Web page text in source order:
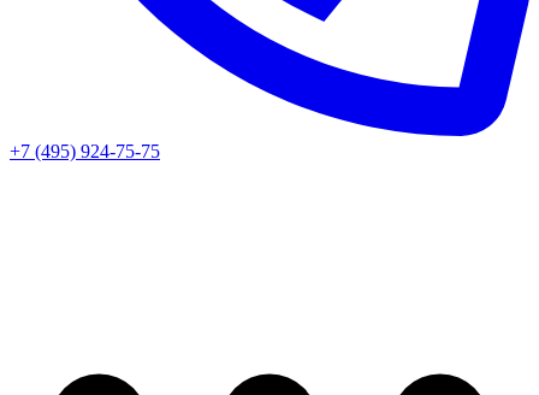
+7 (495) 924-75-75